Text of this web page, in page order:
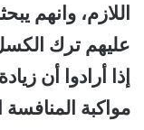
اللازم، وانهم
عليهم ترك
إذا أرادوا أن
مواكبة المنافسة